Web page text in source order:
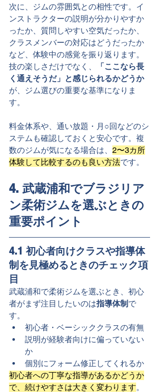
次に、ジムの雰囲気との相性です。イ
ンストラクターの説明が分かりやすか
ったか、質問しやすい空気だったか、
クラスメンバーの対応はどうだったか
など、体験中の感覚を振り返ります。
技の楽しさだけでなく、
「ここなら長
く通えそうだ」と感じられるかどうか
が、ジム選びの重要な基準になりま
す。
料金体系や、通い放題・月○回などのシ
ステムも確認しておくと安心です。複
数のジムが気になる場合は、 2〜3カ所
体験して比較するのも良い方法です。
4. 武蔵浦和でブラジリア
ン柔術ジムを選ぶときの
重要ポイント
4.1 初心者向けクラスや指導体
制を見極めるときのチェック項
目
武蔵浦和で柔術ジムを選ぶとき、初心
者がまず注目したいのは指導体制 で
す。
初心者・ベーシッククラスの有無
説明が経験者向けに偏っていない
か
個別にフォーム修正してくれるか
初心者への丁寧な指導があるかどうか
で、続けやすさは大きく変わります。